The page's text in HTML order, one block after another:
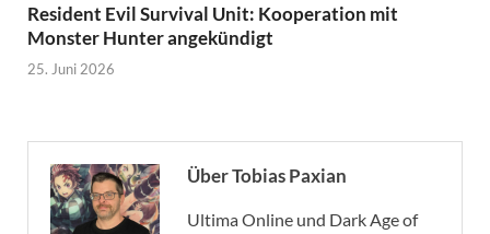
Resident Evil Survival Unit: Kooperation mit
Monster Hunter angekündigt
25. Juni 2026
Über Tobias Paxian
Ultima Online und Dark Age of